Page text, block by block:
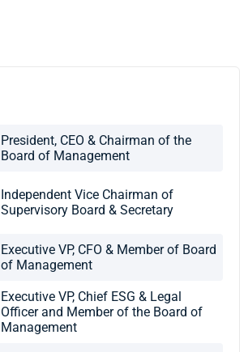
President, CEO & Chairman of the
Board of Management
Independent Vice Chairman of
Supervisory Board & Secretary
Executive VP, CFO & Member of Board
of Management
Executive VP, Chief ESG & Legal
Officer and Member of the Board of
Management